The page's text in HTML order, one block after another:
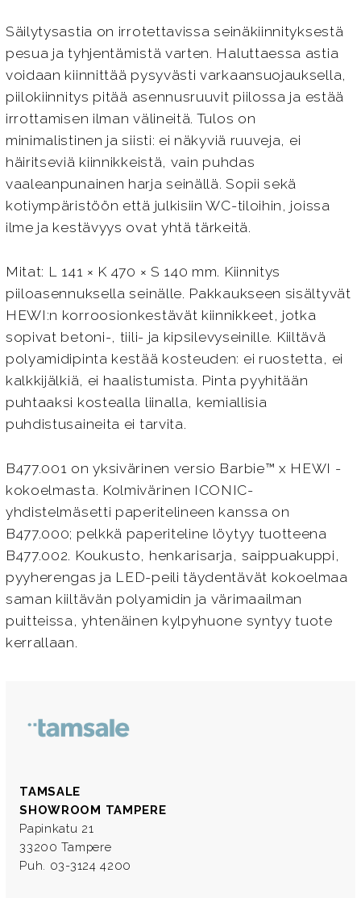
Säilytysastia on irrotettavissa seinäkiinnityksestä
pesua ja tyhjentämistä varten. Haluttaessa astia
voidaan kiinnittää pysyvästi varkaansuojauksella,
piilokiinnitys pitää asennusruuvit piilossa ja estää
irrottamisen ilman välineitä. Tulos on
minimalistinen ja siisti: ei näkyviä ruuveja, ei
häiritseviä kiinnikkeistä, vain puhdas
vaaleanpunainen harja seinällä. Sopii sekä
kotiympäristöön että julkisiin WC-tiloihin, joissa
ilme ja kestävyys ovat yhtä tärkeitä.
Mitat: L 141 × K 470 × S 140 mm. Kiinnitys
piiloasennuksella seinälle. Pakkaukseen sisältyvät
HEWI:n korroosionkestävät kiinnikkeet, jotka
sopivat betoni-, tiili- ja kipsilevyseinille. Kiiltävä
polyamidipinta kestää kosteuden: ei ruostetta, ei
kalkkijälkiä, ei haalistumista. Pinta pyyhitään
puhtaaksi kostealla liinalla, kemiallisia
puhdistusaineita ei tarvita.
B477.001 on yksivärinen versio Barbie™ x HEWI -
kokoelmasta. Kolmivärinen ICONIC-
yhdistelmäsetti paperitelineen kanssa on
B477.000; pelkkä paperiteline löytyy tuotteena
B477.002. Koukusto, henkarisarja, saippuakuppi,
pyyherengas ja LED-peili täydentävät kokoelmaa
saman kiiltävän polyamidin ja värimaailman
puitteissa, yhtenäinen kylpyhuone syntyy tuote
kerrallaan.
TAMSALE
SHOWROOM TAMPERE
Papinkatu 21
33200 Tampere
Puh. 03-3124 4200